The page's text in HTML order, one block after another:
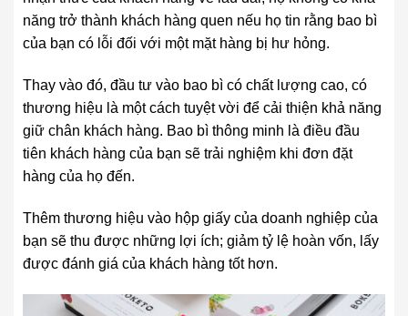
năng trở thành khách hàng quen nếu họ tin rằng bao bì
của bạn có lỗi đối với một mặt hàng bị hư hỏng.
Thay vào đó, đầu tư vào bao bì có chất lượng cao, có
thương hiệu là một cách tuyệt vời để cải thiện khả năng
giữ chân khách hàng. Bao bì thông minh là điều đầu
tiên khách hàng của bạn sẽ trải nghiệm khi đơn đặt
hàng của họ đến.
Thêm thương hiệu vào hộp giấy của doanh nghiệp của
bạn sẽ thu được những lợi ích; giảm tỷ lệ hoàn vốn, lấy
được đánh giá của khách hàng tốt hơn.